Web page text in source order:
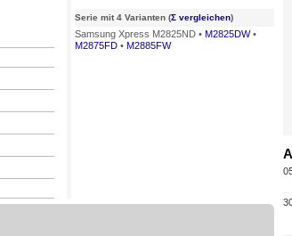
Serie mit 4 Varianten (Σ vergleichen)
Samsung Xpress M2825ND • M2825DW•
M2875FD • M2885FW